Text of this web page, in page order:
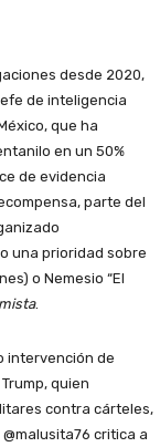
desde 2020,
de inteligencia
que ha
en un 50%
de evidencia
parte del
una prioridad sobre
o Nemesio “El
.
intervención de
quien
contra cárteles,
critica a